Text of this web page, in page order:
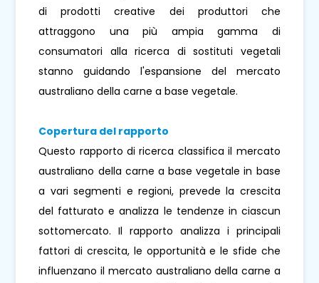
di prodotti creative dei produttori che
attraggono una più ampia gamma di
consumatori alla ricerca di sostituti vegetali
stanno guidando l'espansione del mercato
australiano della carne a base vegetale.
Copertura del rapporto
Questo rapporto di ricerca classifica il mercato
australiano della carne a base vegetale in base
a vari segmenti e regioni, prevede la crescita
del fatturato e analizza le tendenze in ciascun
sottomercato. Il rapporto analizza i principali
fattori di crescita, le opportunità e le sfide che
influenzano il mercato australiano della carne a